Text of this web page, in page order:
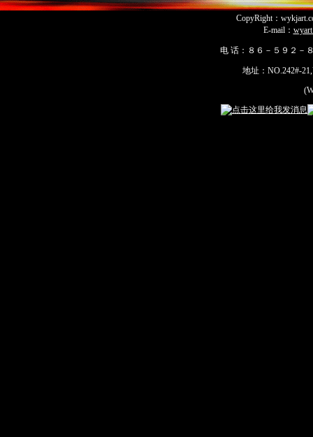
CopyRight：
E-mail：
电 话：８６－５９２－
地址：NO.242#-